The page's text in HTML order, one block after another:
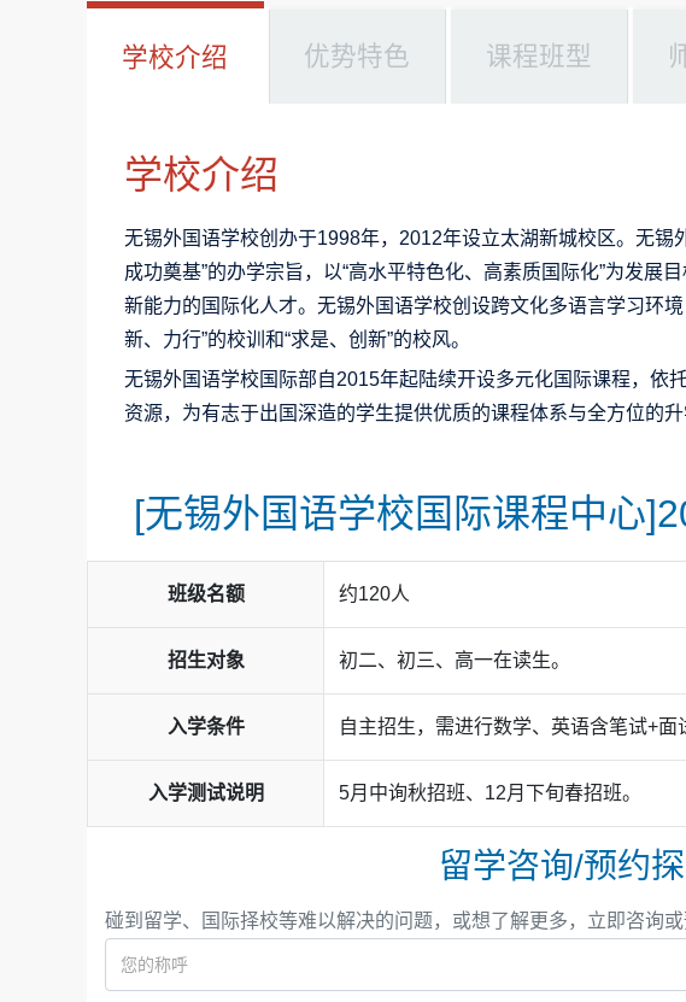
学校介绍 优势特色 课程班型
学校介绍
无锡外国语学校创办于1998年，2012年设立太湖新城校区。无锡
成功奠基”的办学宗旨，以“高水平特色化、高素质国际化”为发展
新能力的国际化人才。无锡外国语学校创设跨文化多语言学习环
新、力行”的校训和“求是、创新”的校风。
无锡外国语学校国际部自2015年起陆续开设多元化国际课程，依
资源，为有志于出国深造的学生提供优质的课程体系与全方位的升
[无锡外国语学校国际课程中心
班级名额 约120人
招生对象 初二、初三、高一在读生。
入学条件 自主招生，需进行数学、英语含笔试+面
入学测试说明 5月中询秋招班、12月下旬春招班。
留学咨询/预约
碰到留学、国际择校等难以解决的问题，或想了解更多，立即咨询